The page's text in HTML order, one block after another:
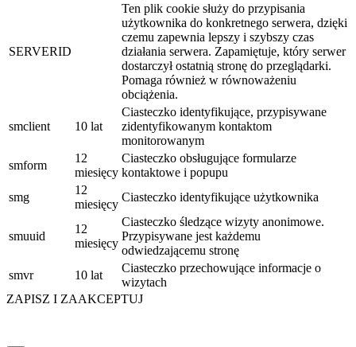
SERVERID
Ten plik cookie służy do przypisania
użytkownika do konkretnego serwera, dzięki
czemu zapewnia lepszy i szybszy czas
działania serwera. Zapamiętuje, który serwer
dostarczył ostatnią stronę do przeglądarki.
Pomaga również w równoważeniu
obciążenia.
smclient 10 lat
Ciasteczko identyfikujące, przypisywane
zidentyfikowanym kontaktom
monitorowanym
smform
12
miesięcy
Ciasteczko obsługujące formularze
kontaktowe i popupu
smg
12
miesięcy
Ciasteczko identyfikujące użytkownika
smuuid
12
miesięcy
Ciasteczko śledzące wizyty anonimowe.
Przypisywane jest każdemu
odwiedzającemu stronę
smvr
10 lat
Ciasteczko przechowujące informacje o
wizytach
ZAPISZ I ZAAKCEPTUJ